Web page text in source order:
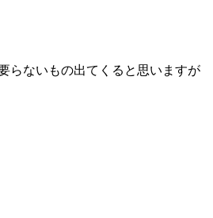
らないもの出てくると思いますが